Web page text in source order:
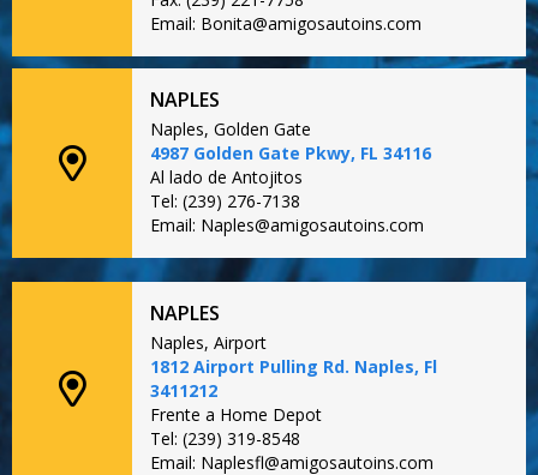
Email: Bonita@amigosautoins.com
NAPLES
Naples, Golden Gate
4987 Golden Gate Pkwy, FL 34116
Al lado de Antojitos
Tel: (239) 276-7138
Email: Naples@amigosautoins.com
NAPLES
Naples, Airport
1812 Airport Pulling Rd. Naples, Fl
3411212
Frente a Home Depot
Tel: (239) 319-8548
Email: Naplesfl@amigosautoins.com